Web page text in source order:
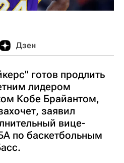
Дзен
готов продлить
лидером
Кобе Брайантом,
заявил
вице-
по баскетбольным